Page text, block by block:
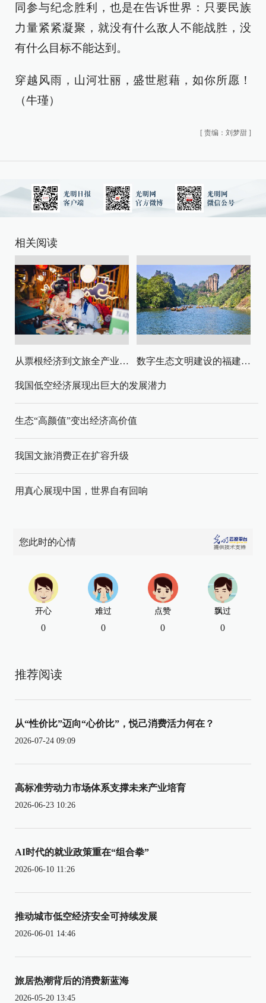
同参与纪念胜利，也是在告诉世界：只要民族
力量紧紧凝聚，就没有什么敌人不能战胜，没
有什么目标不能达到。
穿越风雨，山河壮丽，盛世慰藉，如你所愿！
（牛瑾）
[ 责编：刘梦甜 ]
相关阅读
从票根经济到文旅全产业链升级 数字生态文明建设的福建路径与启示
我国低空经济展现出巨大的发展潜力
生态“高颜值”变出经济高价值
我国文旅消费正在扩容升级
用真心展现中国，世界自有回响
您此时的心情
开心
0
难过
0
点赞
0
飘过
0
推荐阅读
从“性价比”迈向“心价比”，悦己消费活力何在？
2026-07-24 09:09
高标准劳动力市场体系支撑未来产业培育
2026-06-23 10:26
AI时代的就业政策重在“组合拳”
2026-06-10 11:26
推动城市低空经济安全可持续发展
2026-06-01 14:46
旅居热潮背后的消费新蓝海
2026-05-20 13:45